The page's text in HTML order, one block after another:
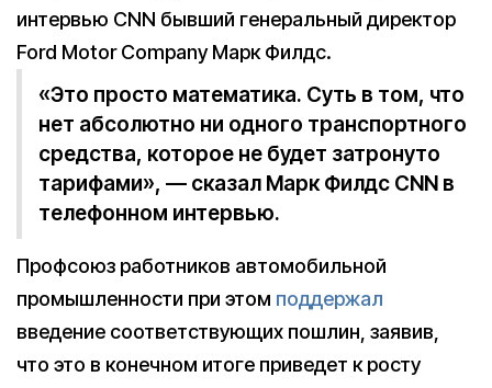
интервью CNN бывший генеральный директор
Ford Motor Company Марк Филдс.
«Это просто математика. Суть в том, что
нет абсолютно ни одного транспортного
средства, которое не будет затронуто
тарифами», — сказал Марк Филдс CNN в
телефонном интервью.
Профсоюз работников автомобильной
промышленности при этом поддержал
введение соответствующих пошлин, заявив,
что это в конечном итоге приведет к росту